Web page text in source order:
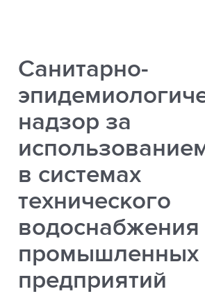
Санитарно-
надзор за
в системах
технического
водоснабжения
промышленных
предприятий